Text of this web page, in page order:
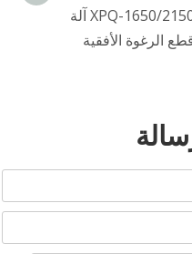
XPQ-1650/2150 آلة
الرغوة الأفقية